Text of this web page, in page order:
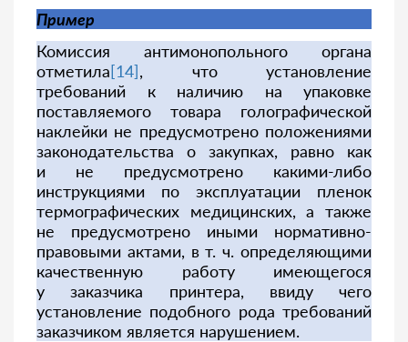
Пример
Комиссия антимонопольного органа
отметила[14], что установление
требований к наличию на упаковке
поставляемого товара голографической
наклейки не предусмотрено положениями
законодательства о закупках, равно как
и не предусмотрено какими-либо
инструкциями по эксплуатации пленок
термографических медицинских, а также
не предусмотрено иными нормативно-
правовыми актами, в т. ч. определяющими
качественную работу имеющегося
у заказчика принтера, ввиду чего
установление подобного рода требований
заказчиком является нарушением.